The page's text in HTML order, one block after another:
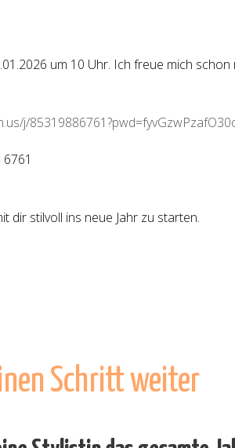
um 10 Uhr. Ich freue mich
j/
dir stilvoll ins neue Jahr zu starten.
Schritt weiter